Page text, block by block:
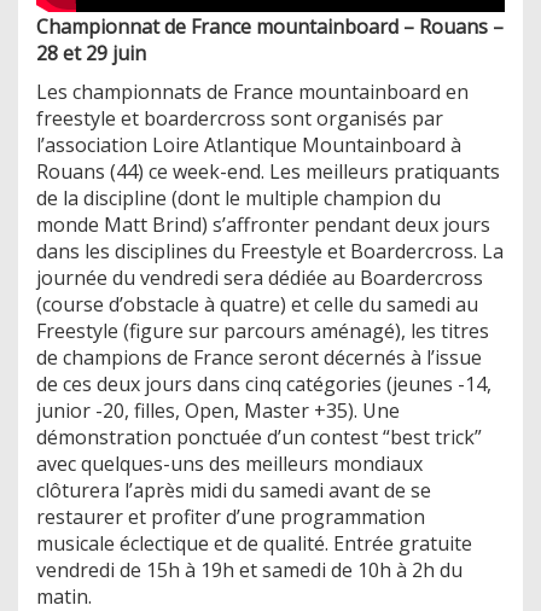
Championnat de France mountainboard – Rouans –
28 et 29 juin
Les championnats de France mountainboard en
freestyle et boardercross sont organisés par
l’association Loire Atlantique Mountainboard à
Rouans (44) ce week-end. Les meilleurs pratiquants
de la discipline (dont le multiple champion du
monde Matt Brind) s’affronter pendant deux jours
dans les disciplines du Freestyle et Boardercross. La
journée du vendredi sera dédiée au Boardercross
(course d’obstacle à quatre) et celle du samedi au
Freestyle (figure sur parcours aménagé), les titres
de champions de France seront décernés à l’issue
de ces deux jours dans cinq catégories (jeunes -14,
junior -20, filles, Open, Master +35). Une
démonstration ponctuée d’un contest “best trick”
avec quelques-uns des meilleurs mondiaux
clôturera l’après midi du samedi avant de se
restaurer et profiter d’une programmation
musicale éclectique et de qualité. Entrée gratuite
vendredi de 15h à 19h et samedi de 10h à 2h du
matin.